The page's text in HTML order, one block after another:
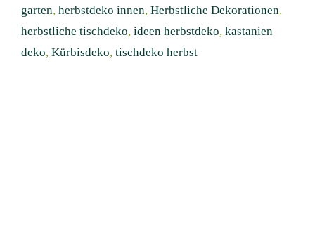
garten, herbstdeko innen, Herbstliche Dekorationen,
herbstliche tischdeko, ideen herbstdeko, kastanien
deko, Kürbisdeko, tischdeko herbst